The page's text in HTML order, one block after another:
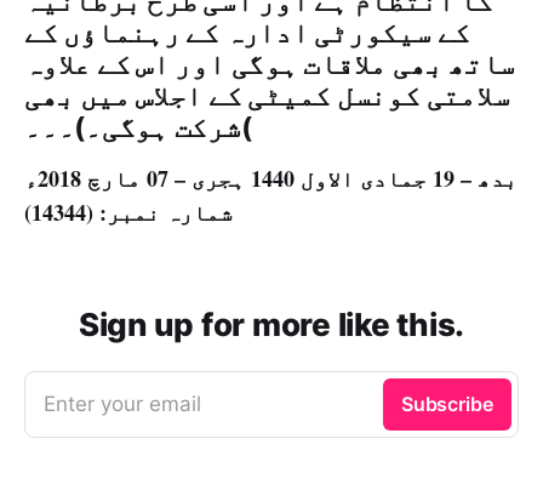
کے سیکورٹی ادارہ کے رہنماؤں کے
ساتھ بھی ملاقات ہوگی اور اس کے علاوہ
سلامتی کونسل کمیٹی کے اجلاس میں بھی
شرکت ہوگی۔)۔۔۔(
بدھ – 19 جمادی الاول 1440 ہجری – 07 مارچ 2018ء
شمارہ نمبر: (14344)
Sign up for more like this.
Enter your email Subscribe